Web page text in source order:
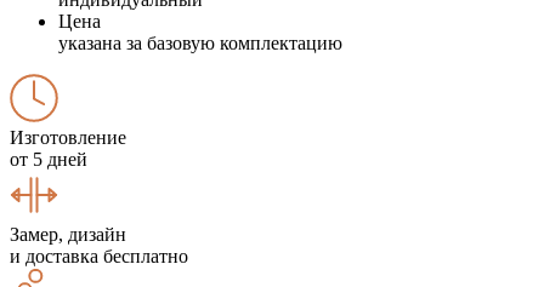
Цена
указана за базовую комплектацию
Изготовление
от 5 дней
Замер, дизайн
и доставка бесплатно